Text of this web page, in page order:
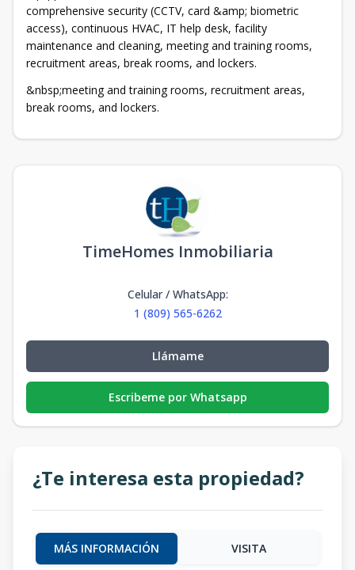
comprehensive security (CCTV, card &amp; biometric
access), continuous HVAC, IT help desk, facility
maintenance and cleaning, meeting and training rooms,
recruitment areas, break rooms, and lockers.
&nbsp;meeting and training rooms, recruitment areas,
break rooms, and lockers.
TimeHomes Inmobiliaria
Celular / WhatsApp:
1 (809) 565-6262
Llámame
Escribeme por Whatsapp
¿Te interesa esta propiedad?
MÁS INFORMACIÓN VISITA